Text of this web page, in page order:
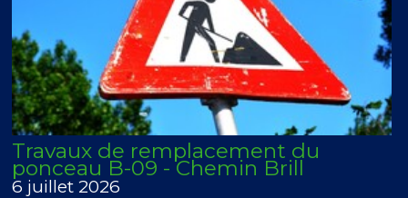
Travaux de remplacement du
ponceau B-09 - Chemin Brill
6 juillet 2026